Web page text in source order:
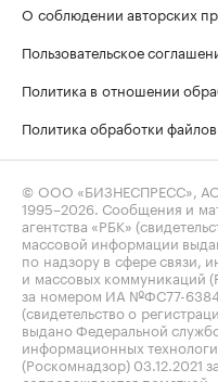
О соблюдении авторских
Пользовательское
Политика в отношении
Политика обработки
© ООО «БИЗНЕСПРЕСС»,
1995–2026 . Сообщения и
агентства «РБК»
массовой информации
по надзору в сфере связи,
и массовых коммуникаций
за номером ИА №ФС77-
(свидетельство о
выдано Федеральной
информационных
(Роскомнадзор)